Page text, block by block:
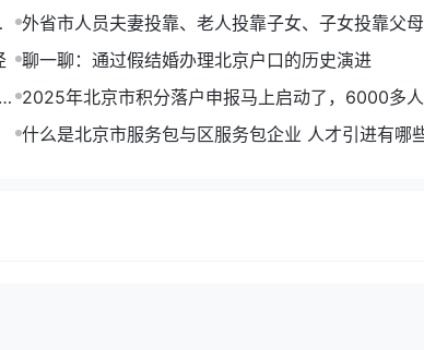
外省市人员夫妻投靠、老人投靠子女、子女投靠父
非农业户口
聊一聊：通过假结婚办理北京户口的历史演进
2025年北京市积分落户申报马上启动了，6000多人
到北京户口
什么是北京市服务包与区服务包企业 人才引进有哪